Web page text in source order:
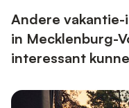
Andere
in Mecklenburg-
interessant